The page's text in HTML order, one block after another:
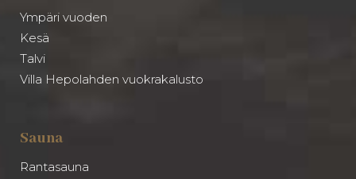
Ympäri vuoden
Kesä
Talvi
Villa Hepolahden vuokrakalusto
Sauna
Rantasauna